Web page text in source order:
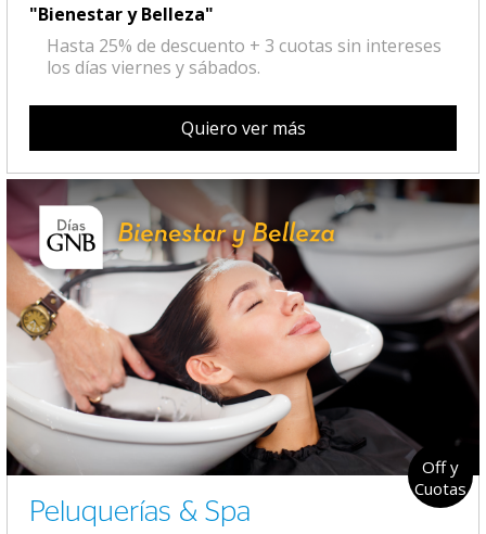
"Bienestar y Belleza"
Hasta 25% de descuento + 3 cuotas sin intereses
los días viernes y sábados.
Quiero ver más
Off y
Cuotas
Peluquerías & Spa